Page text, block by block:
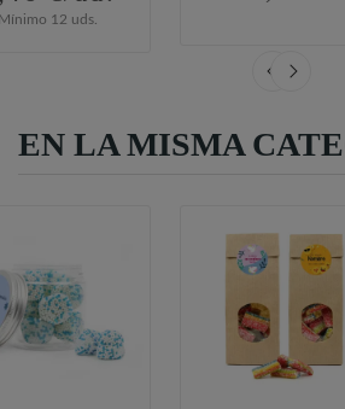
12 uds.
EN LA MISMA